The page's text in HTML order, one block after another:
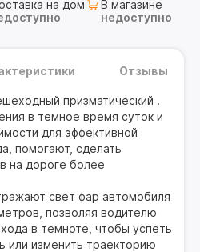
на дом
В магазине
недоступно
призматический .
в темное время суток и
для эффективной
помогают, сделать
на дороге более
свет фар автомобиля
позволяя водителю
в темноте, чтобы успеть
или изменить траекторию
Отзывы